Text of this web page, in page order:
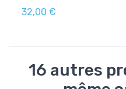
32,00 €
16 autres